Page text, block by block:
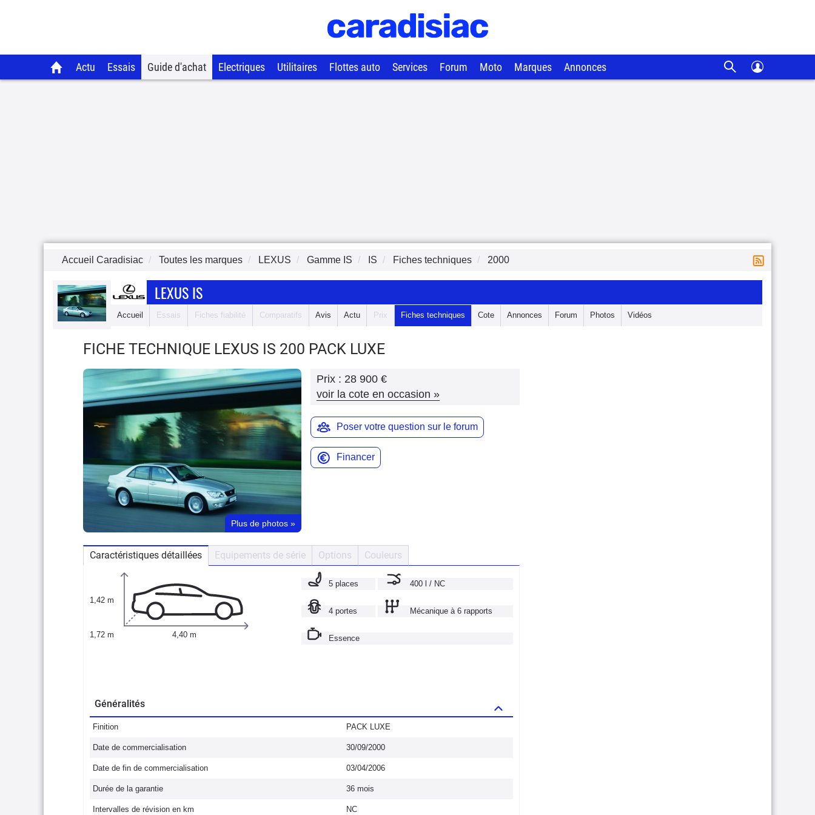
Actu Essais Guide d'achat Electriques Utilitaires Flottes auto Services Forum Moto Marques Annonces
Accueil Caradisiac Toutes les marques LEXUS Gamme IS IS Fiches techniques 2000
LEXUS IS
Accueil Essais Fiches fiabilité Comparatifs Avis Actu Prix Fiches techniques Cote Annonces Forum Photos Vidéos
FICHE TECHNIQUE LEXUS IS 200 PACK LUXE
Plus de photos »
Prix : 28 900 €
voir la cote en occasion »
Poser votre question sur le forum
Financer
Caractéristiques détaillées Equipements de série Options Couleurs
1,42 m
1,72 m 4,40 m
5 places 400 l / NC
4 portes Mécanique à 6 rapports
Essence
Généralités
Finition PACK LUXE
Date de commercialisation 30/09/2000
Date de fin de commercialisation 03/04/2006
Durée de la garantie 36 mois
Intervalles de révision en km NC